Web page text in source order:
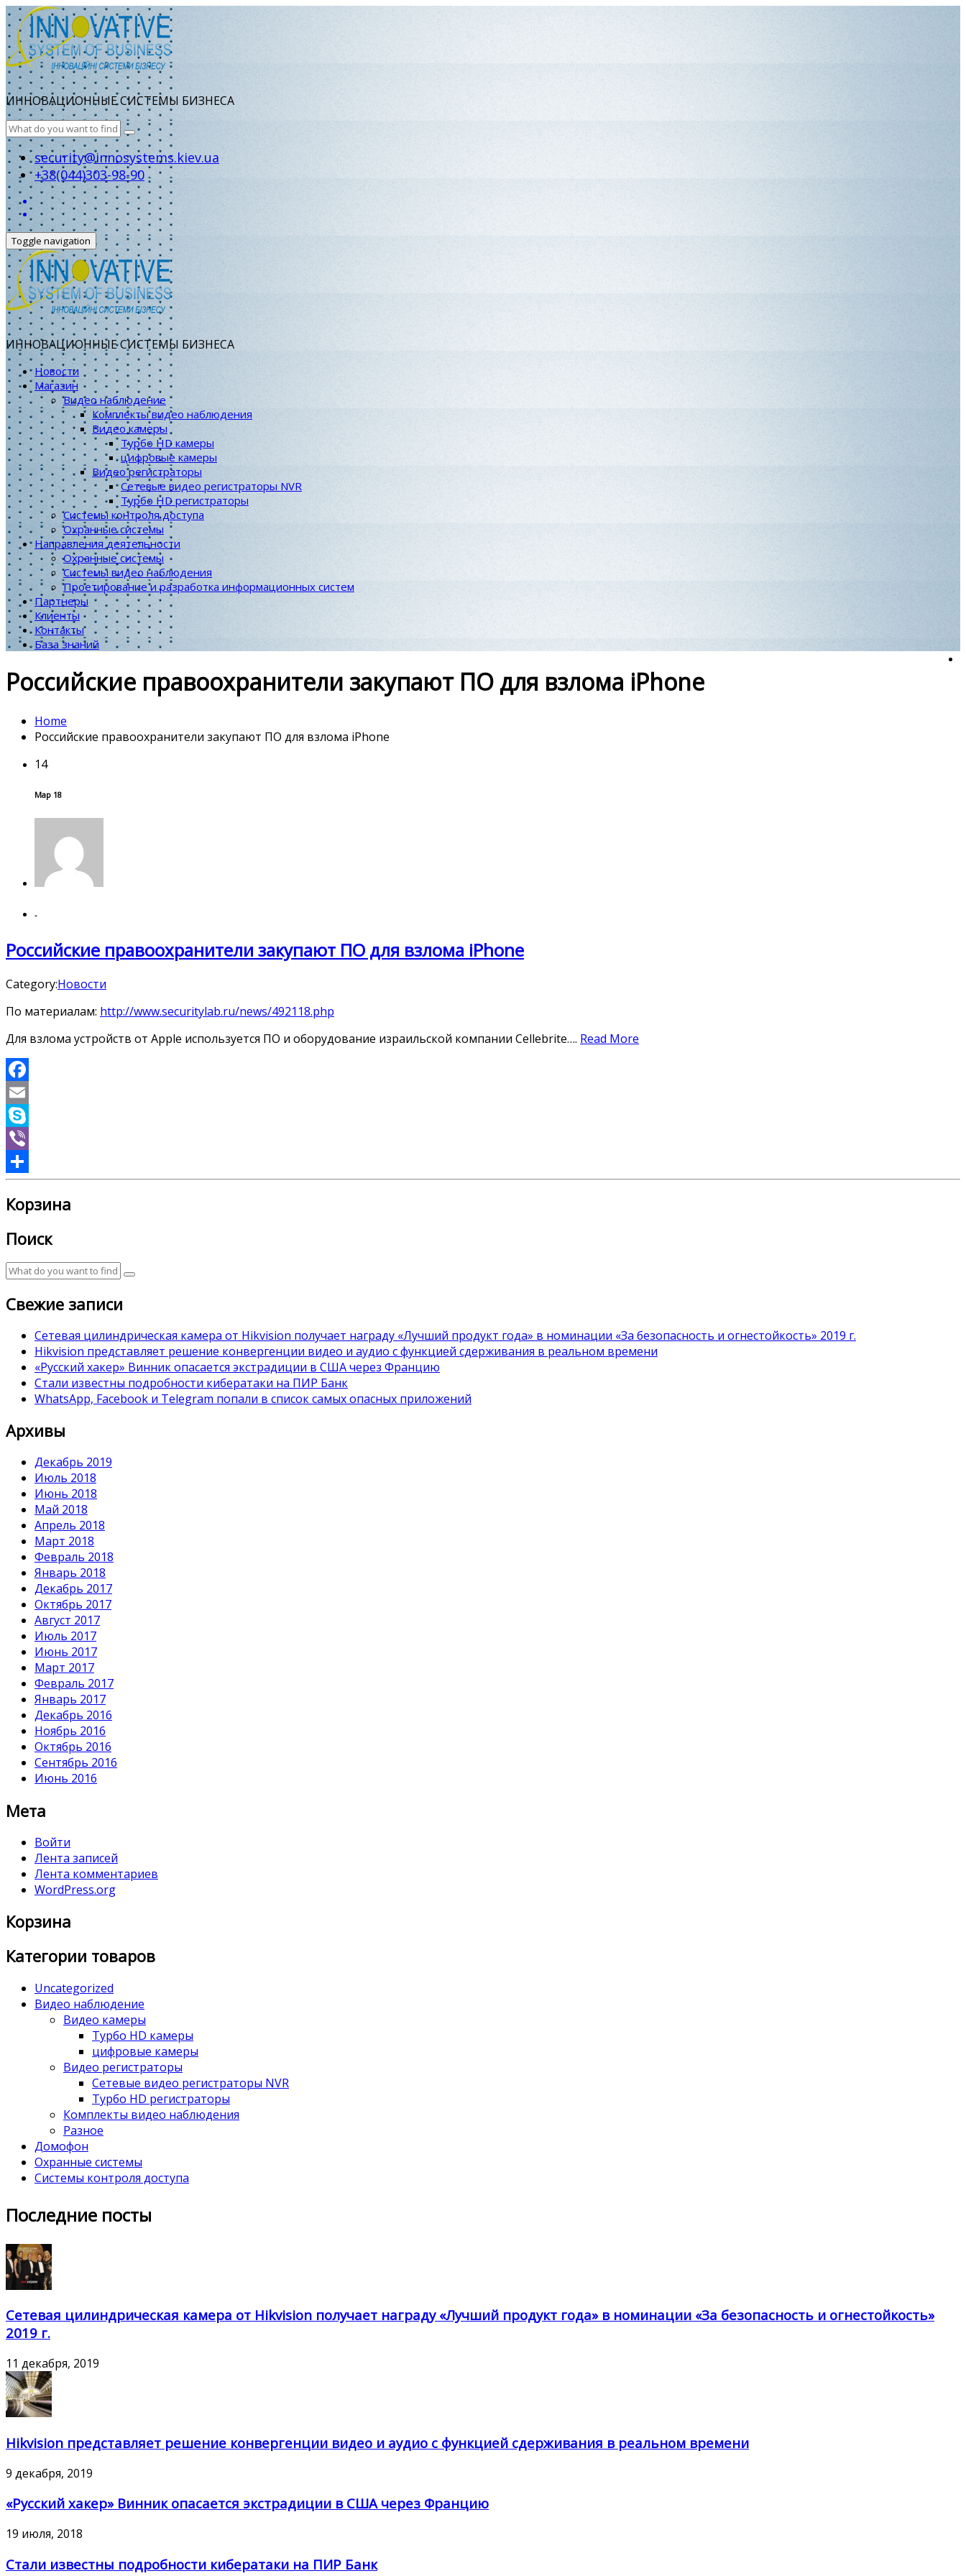
ИННОВАЦИОННЫЕ СИСТЕМЫ БИЗНЕСА
security@innosystems.kiev.ua
+38(044)303-98-90
Toggle navigation
ИННОВАЦИОННЫЕ СИСТЕМЫ БИЗНЕСА
Новости
Магазин
Видео наблюдение
Комплекты видео наблюдения
Видео камеры
Турбо HD камеры
цифровые камеры
Видео регистраторы
Сетевые видео регистраторы NVR
Турбо HD регистраторы
Системы контроля доступа
Охранные системы
Направления деятельности
Охранные системы
Системы видео наблюдения
Проетирование и разработка информационных систем
Партнеры
Клиенты
Контакты
База знаний
Российские правоохранители закупают ПО для взлома iPhone
Home
Российские правоохранители закупают ПО для взлома iPhone
14
Мар 18
-
Российские правоохранители закупают ПО для взлома iPhone
Category:Новости
По материалам: http://www.securitylab.ru/news/492118.php
Для взлома устройств от Apple используется ПО и оборудование израильской компании Cellebrite…. Read More
Facebook
Email
Skype
Viber
Отправить
Корзина
Поиск
Свежие записи
Сетевая цилиндрическая камера от Hikvision получает награду «Лучший продукт года» в номинации «За безопасность и огнестойкость» 2019 г.
Hikvision представляет решение конвергенции видео и аудио с функцией сдерживания в реальном времени
«Русский хакер» Винник опасается экстрадиции в США через Францию
Стали известны подробности кибератаки на ПИР Банк
WhatsApp, Facebook и Telegram попали в список самых опасных приложений
Архивы
Декабрь 2019
Июль 2018
Июнь 2018
Май 2018
Апрель 2018
Март 2018
Февраль 2018
Январь 2018
Декабрь 2017
Октябрь 2017
Август 2017
Июль 2017
Июнь 2017
Март 2017
Февраль 2017
Январь 2017
Декабрь 2016
Ноябрь 2016
Октябрь 2016
Сентябрь 2016
Июнь 2016
Мета
Войти
Лента записей
Лента комментариев
WordPress.org
Корзина
Категории товаров
Uncategorized
Видео наблюдение
Видео камеры
Турбо HD камеры
цифровые камеры
Видео регистраторы
Сетевые видео регистраторы NVR
Турбо HD регистраторы
Комплекты видео наблюдения
Разное
Домофон
Охранные системы
Системы контроля доступа
Последние посты
Сетевая цилиндрическая камера от Hikvision получает награду «Лучший продукт года» в номинации «За безопасность и огнестойкость»
2019 г.
11 декабря, 2019
Hikvision представляет решение конвергенции видео и аудио с функцией сдерживания в реальном времени
9 декабря, 2019
«Русский хакер» Винник опасается экстрадиции в США через Францию
19 июля, 2018
Стали известны подробности кибератаки на ПИР Банк